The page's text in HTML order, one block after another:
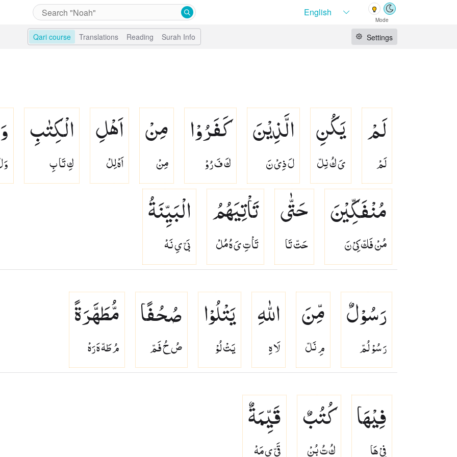
Mode
Qari course Translations Reading Surah Info Settings
لَمْ
لَمْ
یَكُنِ
ىَ كُ نِلّ
الَّذِیْنَ
لَ ذِىْ نَ
كَفَرُوْا
كَ فَ رُوْ
مِنْ
مِنْ
اَهْلِ
اَهْ لِلْ
الْكِتٰبِ
كِ تَا بِ
مُنْفَكِّیْنَ
مُنْ فَكّ كِىْ نَ
حَتّٰی
حَتّ تَا
تَاْتِیَهُمُ
تَاْ تِ ىَ هُ مُلْ
الْبَیِّنَةُ
بَىّ ىِ نَهْ
رَسُوْلٌ
رَ سُوْ لُمّ
مِّنَ
مِ نَلّ
اللّٰهِ
لَا هِ
یَتْلُوْا
يَتْ لُوْ
صُحُفًا
صُ حُ فَمّ
مُّطَهَّرَةً
مُ طَهّ هَ رَهْ
فِیْهَا
فِىْ هَا
كُتُبٌ
كُ تُ بُنْ
قَیِّمَةٌ
قَىّ ىِ مَهْ